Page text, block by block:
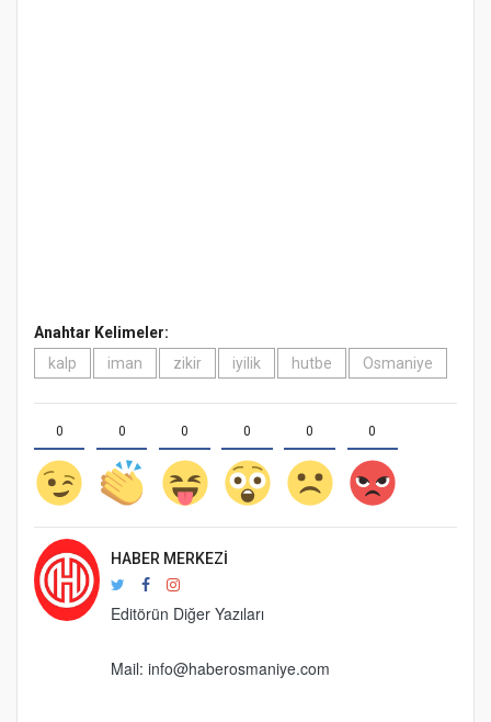
Anahtar Kelimeler:
kalp
iman zikir iyilik hutbe Osmaniye
0 0 0 0 0 0
HABER MERKEZI
Editörün Diğer Yazıları
Mail: info@haberosmaniye.com